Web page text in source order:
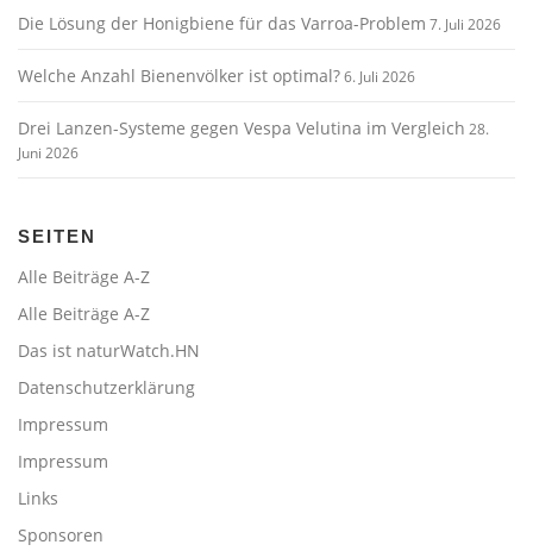
Die Lösung der Honigbiene für das Varroa-Problem 7. Juli 2026
Welche Anzahl Bienenvölker ist optimal?6. Juli 2026
Drei Lanzen-Systeme gegen Vespa Velutina im Vergleich 28.
Juni 2026
SEITEN
Alle Beiträge A-Z
Alle Beiträge A-Z
Das ist naturWatch.HN
Datenschutzerklärung
Impressum
Impressum
Links
Sponsoren